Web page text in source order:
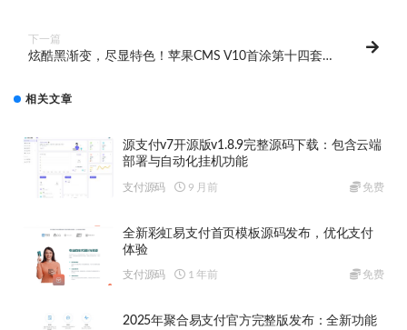
下一篇
炫酷黑渐变，尽显特色！苹果CMS V10首涂第十四套模
相关文章
源支付v7开源版v1.8.9完整源码下载：包含云端
部署与自动化挂机功能
支付源码 9 月前 免费
全新彩虹易支付首页模板源码发布，优化支付
体验
支付源码 1 年前 免费
2025年聚合易支付官方完整版发布：全新功能